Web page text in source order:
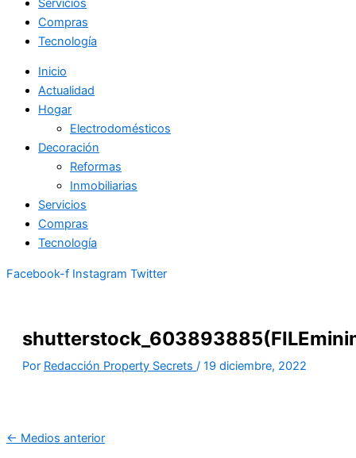
Compras
Tecnología
Inicio
Actualidad
Hogar
Electrodomésticos
Decoración
Reformas
Inmobiliarias
Servicios
Compras
Tecnología
Facebook-f Instagram Twitter
Por Redacción Property Secrets / 19 diciembre, 2022
← Medios anterior